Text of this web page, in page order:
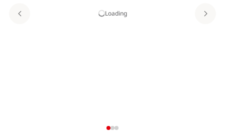
Loading